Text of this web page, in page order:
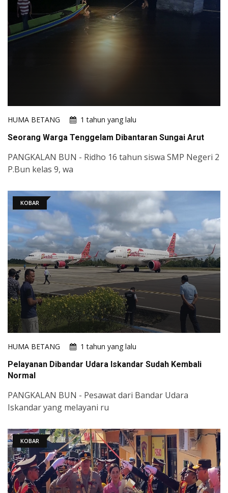
HUMA BETANG
1 tahun yang lalu
Seorang Warga Tenggelam Dibantaran Sungai Arut
PANGKALAN BUN - Ridho 16 tahun siswa SMP Negeri 2
P.Bun kelas 9, wa
KOBAR
HUMA BETANG
1 tahun yang lalu
Pelayanan Dibandar Udara Iskandar Sudah Kembali
Normal
PANGKALAN BUN - Pesawat dari Bandar Udara
Iskandar yang melayani ru
KOBAR